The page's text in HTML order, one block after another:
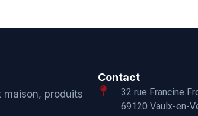
maison, produits
Contact
32 rue Francine
69120 Vaulx-en-